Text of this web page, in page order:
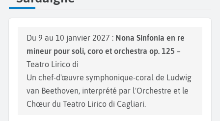
laBasilique de Bonaria, un lieu de pèlerinage
marins. Enfin, profitez de laPlage Calamosca
entourée de petites falaises de rochers ou encore la
célèbrePlage du Poetto
et offre des eaux cristallines parfaites pour la
baignade.
Du 9 au 10 janvier 2027 : Nona Sinfonia en re
mineur pour soli, coro et orchestra op. 125 –
Teatro Lirico di
Un chef-d'œuvre symphonique-coral de Ludwig
van Beethoven, interprété par l'Orchestre et le
Chœur du Teatro Lirico di Cagliari.